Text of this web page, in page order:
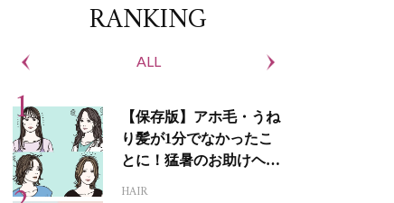
RANKING
ALL
【保存版】アホ毛・うね
り髪が1分でなかったこ
とに！猛暑のお助けヘア
HAIR